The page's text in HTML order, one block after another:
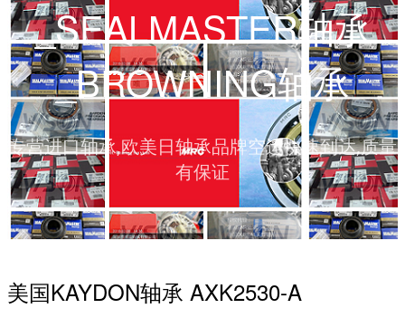
_SEALMASTER轴承
_BROWNING轴承
专营进口轴承,欧美日轴承品牌空运快速到达,质量
有保证
美国KAYDON轴承 AXK2530-A